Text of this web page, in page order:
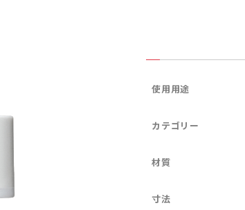
使用用途
カテゴリー
材質
寸法